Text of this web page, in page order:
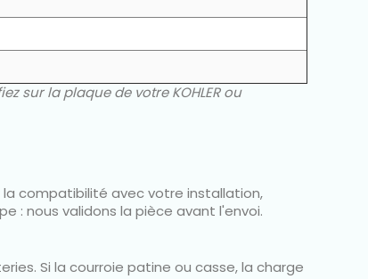
sur la plaque de votre KOHLER ou
la compatibilité avec votre installation,
: nous validons la pièce avant l'envoi.
Si la courroie patine ou casse, la charge